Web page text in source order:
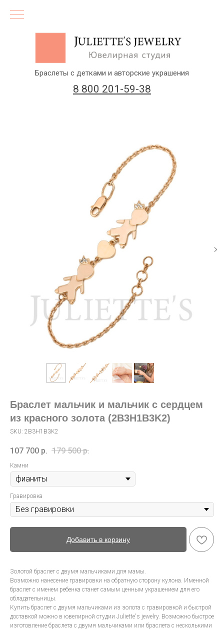
Заказать звонок
8 800 201-59-38
(бесплатный звонок по России)
Браслеты с детками и авторские украшения
Браслет мальчик и мальчик с сердцем
из красного золота (2B3H1B3K2)
SKU: 2B3H1B3K2
107 700 р. 179 500 р.
Камни
Гравировка
Добавить в корзину
Золотой браслет с двумя мальчиками для мамы.
Возможно нанесение гравировки на обратную сторону кулона. Именной
браслет с именем ребенка станет самым ценным украшением для его
обладательницы.
Купить браслет с двумя мальчиками из золота с гравировкой и быстрой
доставкой можно в ювелирной студии Juliette's jewelry. Возможно быстрое
изготовление браслета с двумя мальчиками или браслета с несколькими